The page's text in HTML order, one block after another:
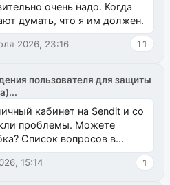
очень надо. Когда
думать, что я им должен.
2026, 23:16 11
пользователя для защиты
кабинет на Sendit и со
проблемы. Можете
Список вопросов в
modx.pro пока пуст, и,...
15:14 1